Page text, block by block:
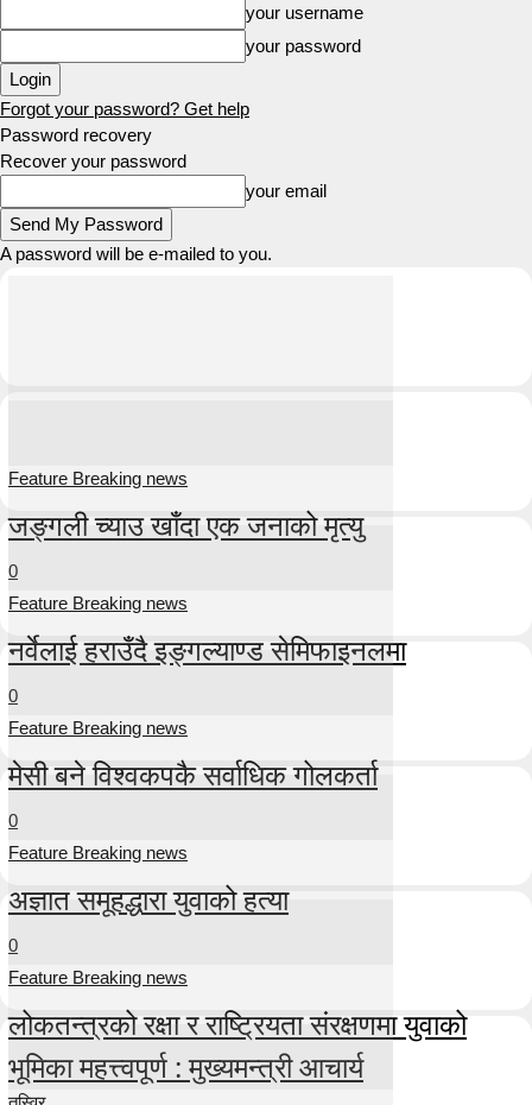
your username
your password
Forgot your password? Get help
Password recovery
Recover your password
your email
A password will be e-mailed to you.
Feature Breaking news
जङ्गली च्याउ खाँदा एक जनाको मृत्यु
0
Feature Breaking news
नर्वेलाई हराउँदै इङ्गल्याण्ड सेमिफाइनलमा
0
Feature Breaking news
मेसी बने विश्वकपकै सर्वाधिक गोलकर्ता
0
Feature Breaking news
अज्ञात समूहद्धारा युवाको हत्या
0
Feature Breaking news
लोकतन्त्रको रक्षा र राष्ट्रियता संरक्षणमा युवाको
भूमिका महत्त्वपूर्ण : मुख्यमन्त्री आचार्य